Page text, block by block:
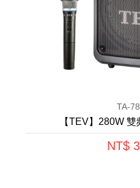
TA-
【TEV】280W
NT$